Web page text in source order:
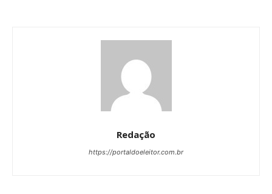
Redação
https://portaldoeleitor.com.br